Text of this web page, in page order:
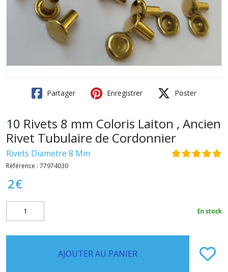
Partager Enregistrer Poster
10 Rivets 8 mm Coloris Laiton , Ancien
Rivet Tubulaire de Cordonnier
Rivets Diametre 8 Mm
Référence : 77974030
2€
En stock
AJOUTER AU PANIER